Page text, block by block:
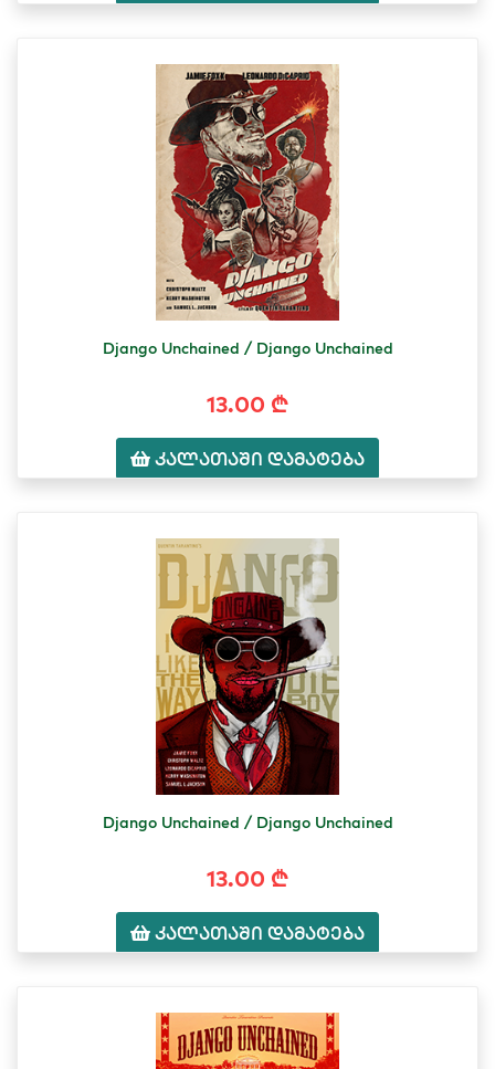
Django Unchained / Django Unchained
13.00 ₾
კალათაში დამატება
Django Unchained / Django Unchained
13.00 ₾
კალათაში დამატება